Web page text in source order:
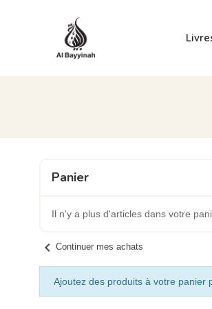
Panier
Il n'y a plus d'articles dans votre
chevron_left Continuer mes achats
Ajoutez des produits à votre panier